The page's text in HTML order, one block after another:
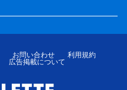
お問い合わせ
利用規約
広告掲載について